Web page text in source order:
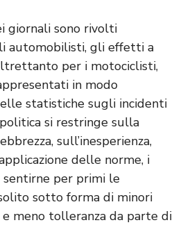
giornali sono rivolti
automobilisti, gli effetti a
per i motociclisti,
in modo
statistiche sugli incidenti
si restringe sulla
sull’inesperienza,
delle norme, i
per primi le
sotto forma di minori
meno tolleranza da parte di